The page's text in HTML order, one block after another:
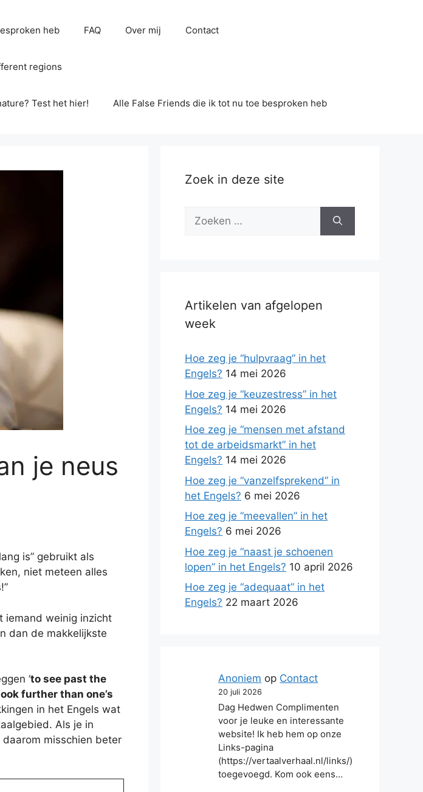
heb FAQ Over mij Contact
regions
Test het hier! Alle False Friends die ik tot nu toe besproken heb
je neus
is” gebruikt als
niet meteen alles
iemand weinig inzicht
dan de makkelijkste
‘to see past the
further than one’s
in het Engels wat
Als je in
misschien beter
Zoek in deze site
Zoek
Artikelen van afgelopen
week
Hoe zeg je “hulpvraag” in het
Engels? 14 mei 2026
Hoe zeg je “keuzestress” in het
Engels? 14 mei 2026
Hoe zeg je “mensen met afstand
tot de arbeidsmarkt” in het
Engels? 14 mei 2026
Hoe zeg je “vanzelfsprekend” in
het Engels? 6 mei 2026
Hoe zeg je “meevallen” in het
Engels? 6 mei 2026
Hoe zeg je “naast je schoenen
lopen” in het Engels? 10 april 2026
Hoe zeg je “adequaat” in het
Engels? 22 maart 2026
Anoniem op Contact
20 juli 2026
Dag Hedwen Complimenten
voor je leuke en interessante
website! Ik heb hem op onze
Links-pagina
(https://vertaalverhaal.nl/links/)
toegevoegd. Kom ook eens…